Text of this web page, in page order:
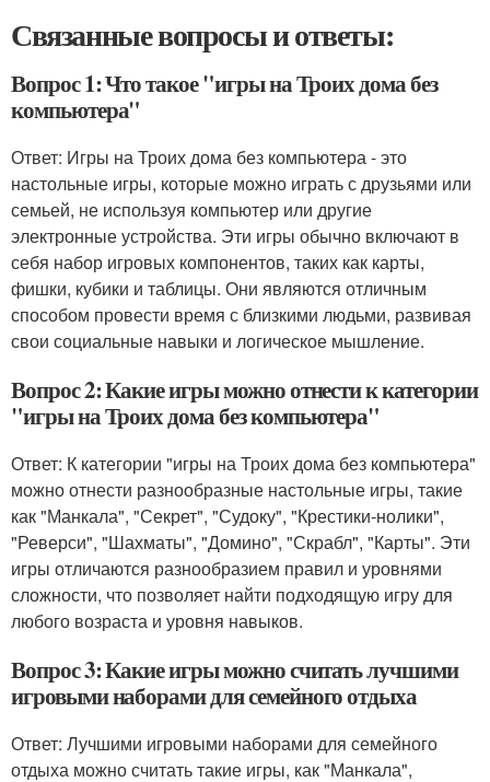
Связанные вопросы и ответы:
Вопрос 1: Что такое "игры на Троих дома без
компьютера"
Ответ: Игры на Троих дома без компьютера - это
настольные игры, которые можно играть с друзьями или
семьей, не используя компьютер или другие
электронные устройства. Эти игры обычно включают в
себя набор игровых компонентов, таких как карты,
фишки, кубики и таблицы. Они являются отличным
способом провести время с близкими людьми, развивая
свои социальные навыки и логическое мышление.
Вопрос 2: Какие игры можно отнести к категории
"игры на Троих дома без компьютера"
Ответ: К категории "игры на Троих дома без компьютера"
можно отнести разнообразные настольные игры, такие
как "Манкала", "Секрет", "Судоку", "Крестики-нолики",
"Реверси", "Шахматы", "Домино", "Скрабл", "Карты". Эти
игры отличаются разнообразием правил и уровнями
сложности, что позволяет найти подходящую игру для
любого возраста и уровня навыков.
Вопрос 3: Какие игры можно считать лучшими
игровыми наборами для семейного отдыха
Ответ: Лучшими игровыми наборами для семейного
отдыха можно считать такие игры, как "Манкала",